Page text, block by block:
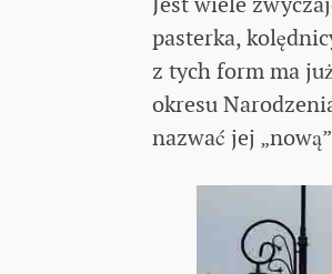
pasterka,
z tych form ma
okresu
nazwać jej